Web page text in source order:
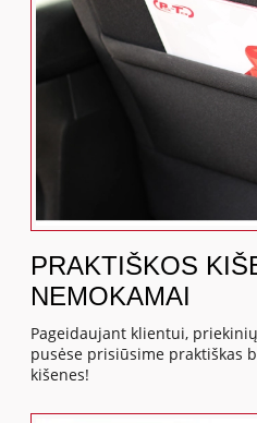
PRAKTIŠKOS
NEMOKAMAI
Pageidaujant klientui,
pusėse prisiūsime praktiškas
kišenes!